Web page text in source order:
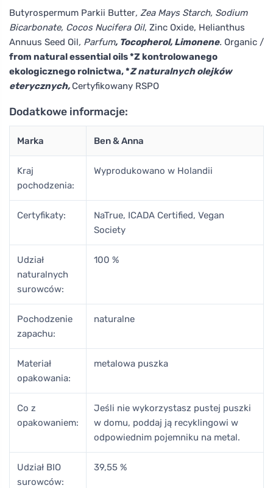
Butyrospermum Parkii Butter, Zea Mays Starch, Sodium
Bicarbonate, Cocos Nucifera Oil, Zinc Oxide, Helianthus
Annuus Seed Oil, Parfum, Tocopherol, Limonene. Organic /
from natural essential oils *Z kontrolowanego
ekologicznego rolnictwa, *Z naturalnych olejków
eterycznych, Certyfikowany RSPO
Dodatkowe informacje:
Marka Ben & Anna
Kraj
pochodzenia:
Wyprodukowano w Holandii
Certyfikaty:
NaTrue, ICADA Certified, Vegan
Society
Udział
naturalnych
surowców:
100 %
Pochodzenie
zapachu:
naturalne
Materiał
opakowania:
metalowa puszka
Co z
opakowaniem:
Jeśli nie wykorzystasz pustej puszki
w domu, poddaj ją recyklingowi w
odpowiednim pojemniku na metal.
Udział BIO
surowców:
39,55 %